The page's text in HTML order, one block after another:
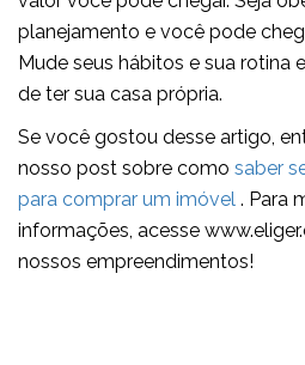
planejamento e você pode
Mude seus hábitos e sua rotina
de ter sua casa própria.
Se você gostou desse artigo,
nosso post sobre como saber
para comprar um imóvel . Para
informações, acesse
nossos empreendimentos!